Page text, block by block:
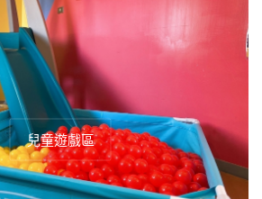
兒童遊戲區